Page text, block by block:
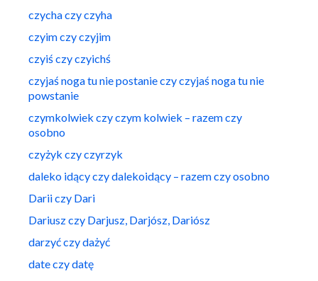
czycha czy czyha
czyim czy czyjim
czyiś czy czyichś
czyjaś noga tu nie postanie czy czyjaś noga tu nie
powstanie
czymkolwiek czy czym kolwiek – razem czy
osobno
czyżyk czy czyrzyk
daleko idący czy dalekoidący – razem czy osobno
Darii czy Dari
Dariusz czy Darjusz, Darjósz, Dariósz
darzyć czy dażyć
date czy datę